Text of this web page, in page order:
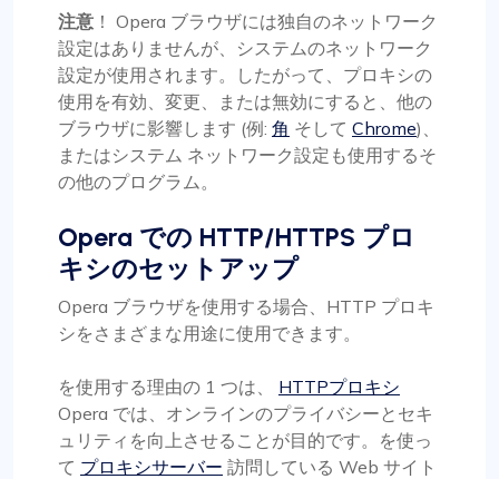
注意 ！ Opera ブラウザには独自のネットワーク
設定はありませんが、システムのネットワーク
設定が使用されます。したがって、プロキシの
使用を有効、変更、または無効にすると、他の
ブラウザに影響します (例: 角 そして Chrome)、
またはシステム ネットワーク設定も使用するそ
の他のプログラム。
Opera での HTTP/HTTPS プロ
キシのセットアップ
Opera ブラウザを使用する場合、HTTP プロキ
シをさまざまな用途に使用できます。
を使用する理由の 1 つは、 HTTPプロキシ
Opera では、オンラインのプライバシーとセキ
ュリティを向上させることが目的です。を使っ
て プロキシサーバー 訪問している Web サイト